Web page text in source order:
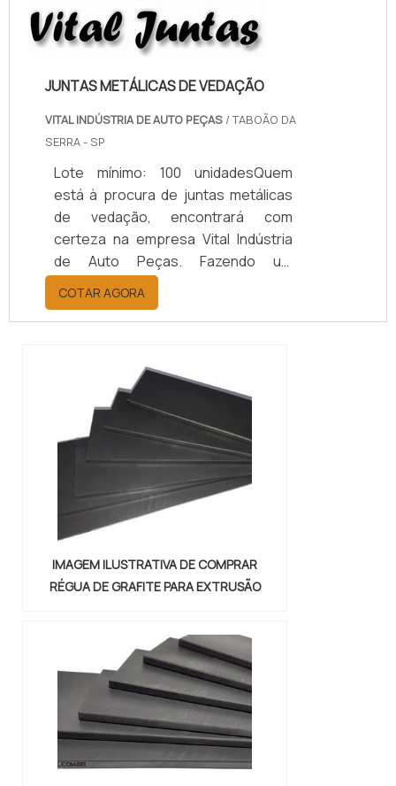
kaelved. Uma empresa com alto
know-how em laudos ...
JUNTAS METÁLICAS DE VEDAÇÃO
VITAL INDÚSTRIA DE AUTO PEÇAS / TABOÃO DA
SERRA - SP
Lote mínimo: 100 unidadesQuem
está à procura de juntas metálicas
de vedação, encontrará com
certeza na empresa Vital Indústria
de Auto Peças. Fazendo um
orçamento por meio da maior
empresa da área, é possível achar a
sofisticação, qualidade e preço
questão é juntas metálicas de
vedação, com a melhor mão de obra
da Vital Indústria de Auto Peças, o
cliente receberá ótima qualidade
com responsabilidade ambient...
COTAR AGORA
IMAGEM ILUSTRATIVA DE COMPRAR
RÉGUA DE GRAFITE PARA EXTRUSÃO